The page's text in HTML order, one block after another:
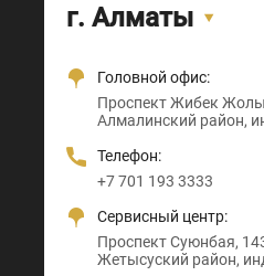
г. Алматы
Головной офис:
Проспект Жибек
Алмалинский район,
Телефон:
+7 701 193 3333
Сервисный центр:
Проспект Суюнбая,
Жетысуский район,
Офис + Шоу-рум:
Астана-Караганда
Алматы район, индекс
Телефон:
+7 705 121 64 24
Почта:
Info@anbmachinery.kz
Тамерлановское
Абайский район,
+7 705 121 64 24
Info@anbmachinery.kz
Проспект Санкибай
Индекс D00M4X4
+7 705 121 64 24
Info@anbmachinery.kz